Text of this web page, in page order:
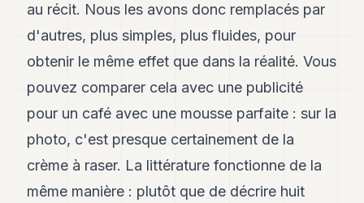
au récit. Nous les avons donc remplacés par
d'autres, plus simples, plus fluides, pour
obtenir le même effet que dans la réalité. Vous
pouvez comparer cela avec une publicité
pour un café avec une mousse parfaite : sur la
photo, c'est presque certainement de la
crème à raser. La littérature fonctionne de la
même manière : plutôt que de décrire huit